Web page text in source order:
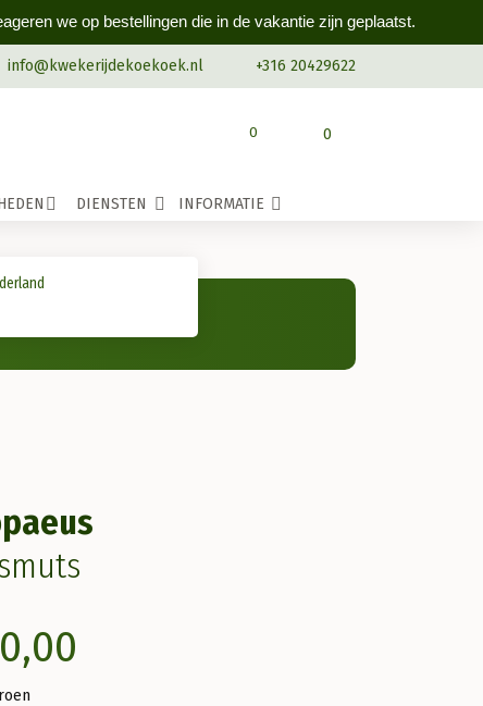
we op bestellingen die in de vakantie zijn geplaatst.
info@kwekerijdekoekoek.nl +316 20429622
0
0
DIENSTEN INFORMATIE